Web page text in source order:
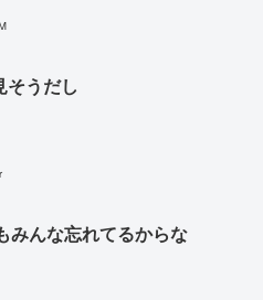
そうだし
みんな忘れてるからな